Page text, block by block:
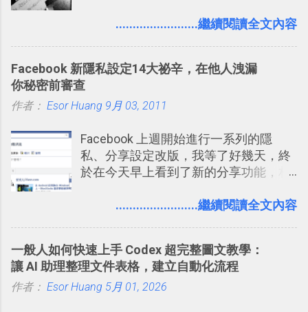
方便教學 」。這篇文章則從印照片出
一個什麼樣的管理工具，讓這麼多人都
念」的管理教學文章： 把 Evernote 當
作 Trello！ Kanbanote 筆記看板管理法
Google Drive 變身 Trello ！幫雲端硬碟
著 Trello ，卻還沒有在電腦玩物上寫過
一篇完整的介紹！雖然錯過了幾年前第
一時間推薦 Trello 的時機，但在這段時
澱自己的使用方法，歸納出「 為什麼值
學。 2015/6/13 新增： 免費專案管理軟
體推薦！困難計畫簡單管理 13 種工具
2016 年新增 ： 如何將 Trello 切換到繁
........................繼續閱讀全文內容
Facebook 新隱私設定14大祕辛，在他人洩漏
你秘密前審查
作者： Esor Huang 9月 03, 2011
Facebook 上週開始進行一系列的隱
私、分享設定改版，我等了好幾天，終
於在今天早上看到了新的分享功能，相
用新版的分享功能與隱私設定。 嚴格來
置。不過有一項很實用的設定是新增
的， 那就是可以 事先審查 朋友「標籤
你」的內容，決定要不要讓其他朋友看
........................繼續閱讀全文內容
一般人如何快速上手 Codex 超完整圖文教學：
讓 AI 助理整理文件表格，建立自動化流程
作者： Esor Huang 5月 01, 2026